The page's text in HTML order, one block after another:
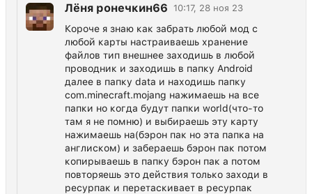
Лёня ронечкин66 10:17, 28 ноя 23
Короче я знаю как забрать любой мод с
любой карты настраиваешь хранение
файлов тип внешнее заходишь в любой
проводник и заходишь в папку Android
далее в папку data и находишь папку
com.minecraft.mojang нажимаешь на все
папки но когда будут папки world(что-то
там я не помню) и выбираешь эту карту
нажимаешь на(бэрон пак но эта папка на
англиском) и забераешь бэрон пак потом
копирываешь в папку бэрон пак а потом
повторяешь это действия только заходи в
ресурпак и перетаскивает в ресурпак